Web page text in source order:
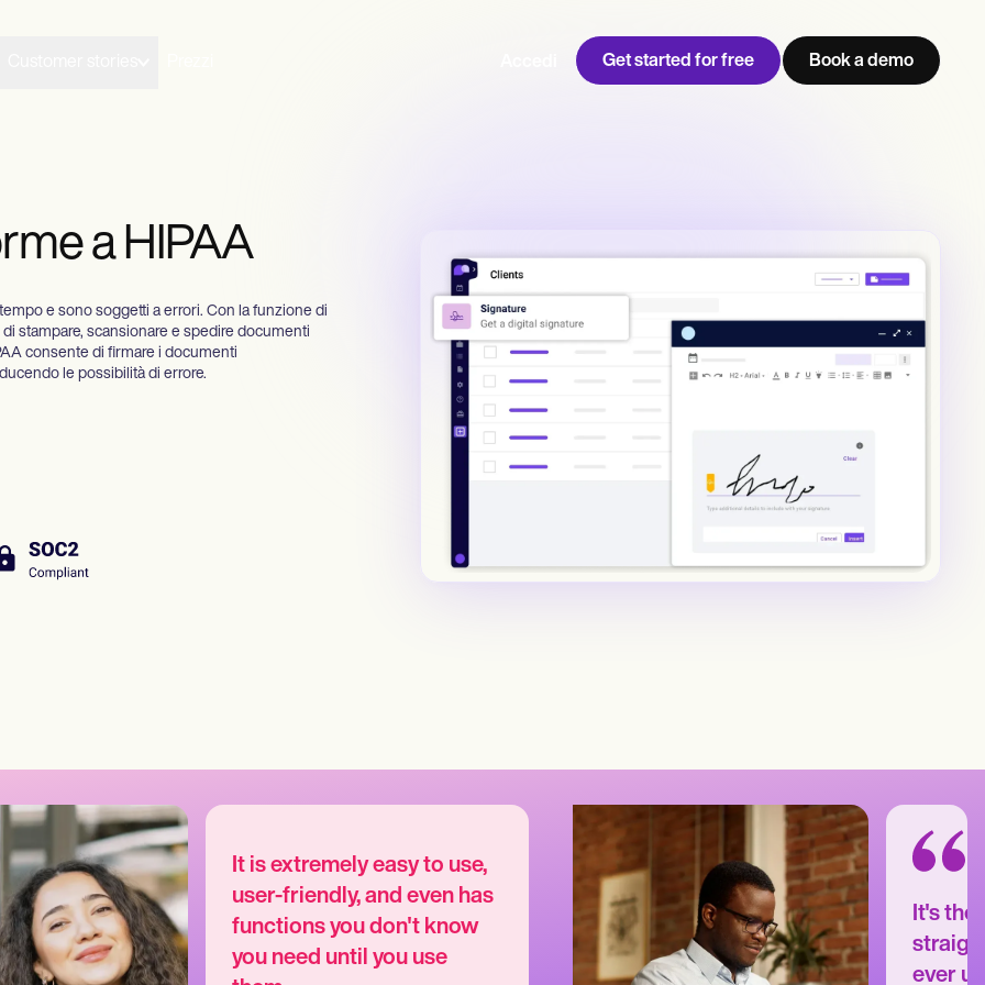
Get started for free Book a demo
a HIPAA
e sono soggetti a errori. Con la funzione di
stampare, scansionare e spedire documenti
consente di firmare i documenti
le possibilità di errore.
It is extremely easy to use,
user-friendly, and even has
functions you don't know
you need until you use
It's the
ever